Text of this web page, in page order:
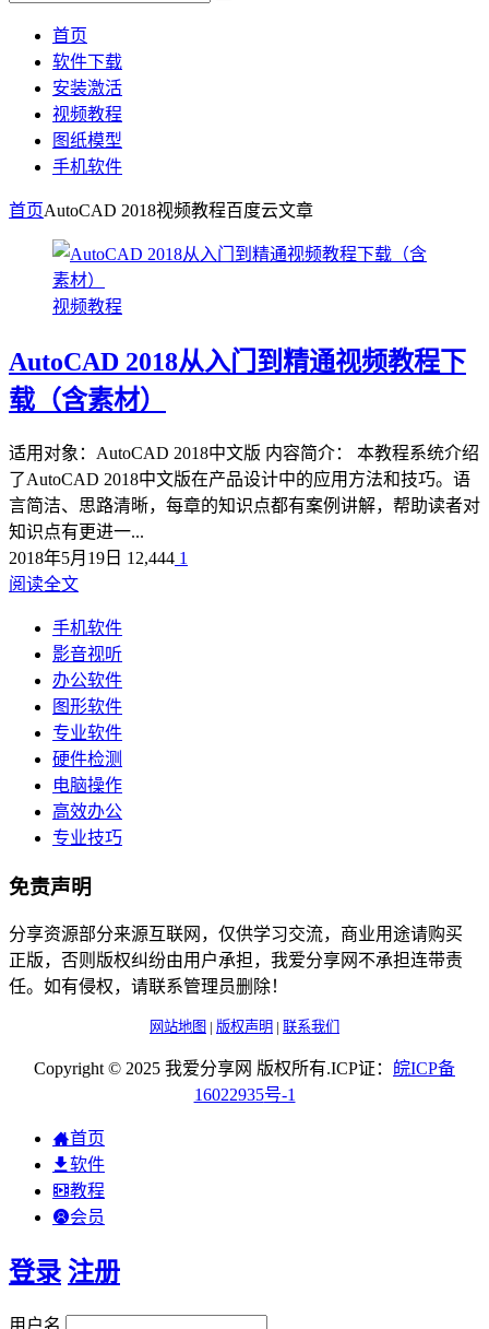
首页
软件下载
安装激活
视频教程
图纸模型
手机软件
首页AutoCAD 2018视频教程百度云文章
视频教程
AutoCAD 2018从入门到精通视频教程下
载（含素材）
适用对象：AutoCAD 2018中文版 内容简介： 本教程系统介绍
了AutoCAD 2018中文版在产品设计中的应用方法和技巧。语
言简洁、思路清晰，每章的知识点都有案例讲解，帮助读者对
知识点有更进一...
2018年5月19日 12,444 1
阅读全文
手机软件
影音视听
办公软件
图形软件
专业软件
硬件检测
电脑操作
高效办公
专业技巧
免责声明
分享资源部分来源互联网，仅供学习交流，商业用途请购买
正版，否则版权纠纷由用户承担，我爱分享网不承担连带责
任。如有侵权，请联系管理员删除！
网站地图 | 版权声明 | 联系我们
Copyright © 2025 我爱分享网 版权所有.ICP证： 皖ICP备
16022935号-1
首页
软件
教程
会员
登录 注册
用户名